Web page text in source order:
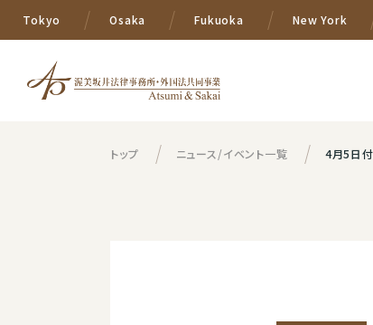
Tokyo Osaka Fukuoka New York
トップ ニュース/イベント一覧 4月5日